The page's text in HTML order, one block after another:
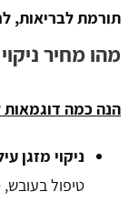
תורמת לבריאות,
מהו מחיר
הנה כמה דוגמאות
ניקוי מזגן
טיפול בעובש,